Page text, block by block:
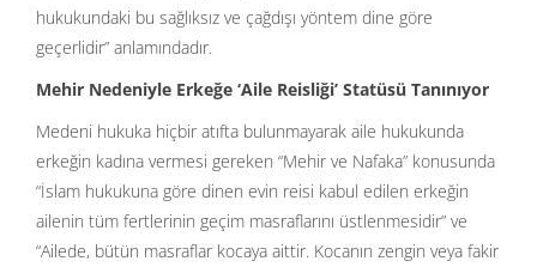
hukukundaki bu sağlıksız ve çağdışı yöntem dine göre
geçerlidir” anlamındadır.
Mehir Nedeniyle Erkeğe ‘Aile Reisliği’ Statüsü Tanınıyor
Medeni hukuka hiçbir atıfta bulunmayarak aile hukukunda
erkeğin kadına vermesi gereken “Mehir ve Nafaka” konusunda
“İslam hukukuna göre dinen evin reisi kabul edilen erkeğin
ailenin tüm fertlerinin geçim masraflarını üstlenmesidir” ve
“Ailede, bütün masraflar kocaya aittir. Kocanın zengin veya fakir